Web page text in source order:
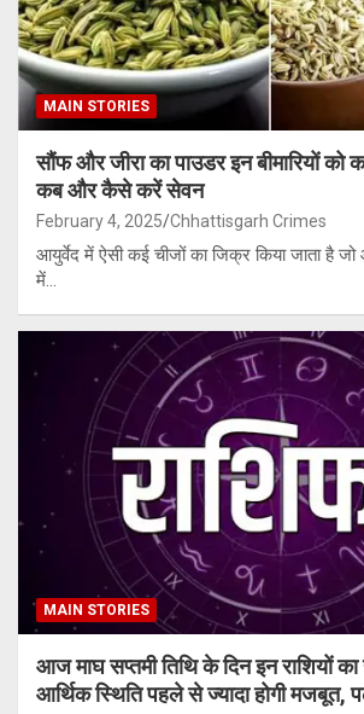
MAIN STORIES
सौंफ और जीरा का पाउडर इन बीमारियों को
कब और कैसे करें सेवन
February 4, 2025 Chhattisgarh Crimes
आयुर्वेद में ऐसी कई चीजों का जिक्र किया जाता है
में…
MAIN STORIES
आज माघ सप्तमी तिथि के दिन इन राशियों का
आर्थिक स्थिति पहले से ज्यादा होगी मजबूत,